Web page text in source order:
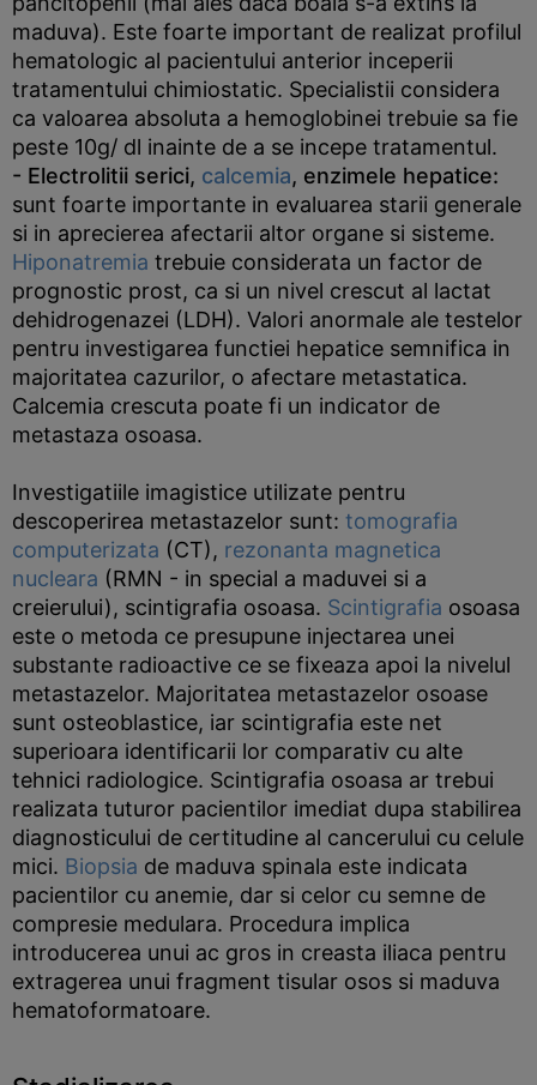
maduva). Este foarte important de realizat profilul
hematologic al pacientului anterior inceperii
tratamentului chimiostatic. Specialistii considera
ca valoarea absoluta a hemoglobinei trebuie sa fie
peste 10g/ dl inainte de a se incepe tratamentul.
- Electrolitii serici, calcemia, enzimele hepatice:
sunt foarte importante in evaluarea starii generale
si in aprecierea afectarii altor organe si sisteme.
Hiponatremia trebuie considerata un factor de
prognostic prost, ca si un nivel crescut al lactat
dehidrogenazei (LDH). Valori anormale ale testelor
pentru investigarea functiei hepatice semnifica in
majoritatea cazurilor, o afectare metastatica.
Calcemia crescuta poate fi un indicator de
metastaza osoasa.
Investigatiile imagistice utilizate pentru
descoperirea metastazelor sunt: tomografia
computerizata (CT), rezonanta magnetica
nucleara (RMN - in special a maduvei si a
creierului), scintigrafia osoasa. Scintigrafia osoasa
este o metoda ce presupune injectarea unei
substante radioactive ce se fixeaza apoi la nivelul
metastazelor. Majoritatea metastazelor osoase
sunt osteoblastice, iar scintigrafia este net
superioara identificarii lor comparativ cu alte
tehnici radiologice. Scintigrafia osoasa ar trebui
realizata tuturor pacientilor imediat dupa stabilirea
diagnosticului de certitudine al cancerului cu celule
mici. Biopsia de maduva spinala este indicata
pacientilor cu anemie, dar si celor cu semne de
compresie medulara. Procedura implica
introducerea unui ac gros in creasta iliaca pentru
extragerea unui fragment tisular osos si maduva
hematoformatoare.